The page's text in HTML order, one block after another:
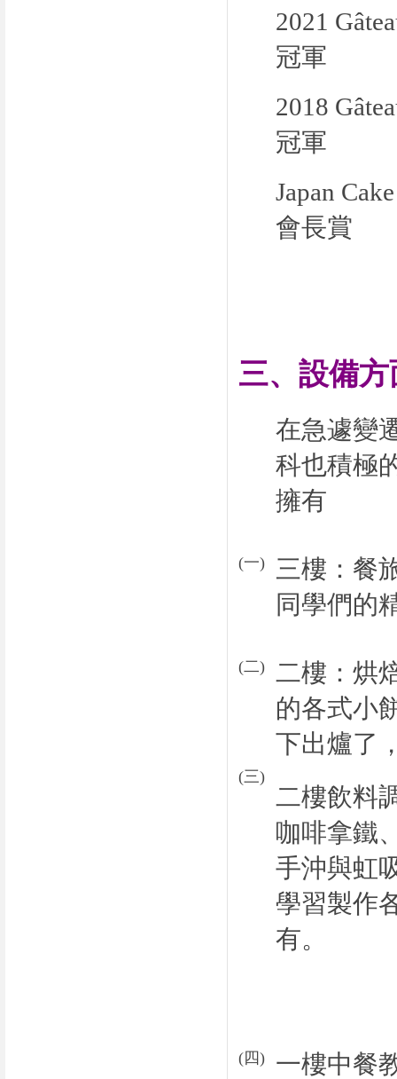
2021
冠軍
2018
冠軍
Japan
會長賞
三、設備方
在急遽變
科也積極
擁有
(一)
三樓：餐
同學們的
(二) 二樓：烘
的各式小
下出爐了
(三)
二樓飲料
咖啡拿鐵
手沖與虹
學習製作
有。
(四)
一樓中餐